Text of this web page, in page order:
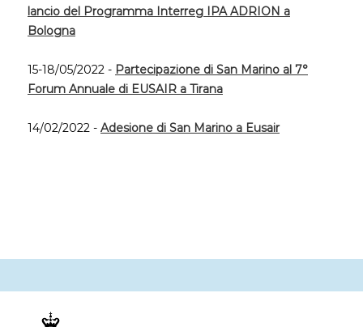
lancio del Programma Interreg IPA ADRION a
Bologna
15-18/05/2022 - Partecipazione di San Marino al 7°
Forum Annuale di EUSAIR a Tirana
14/02/2022 - Adesione di San Marino a Eusair